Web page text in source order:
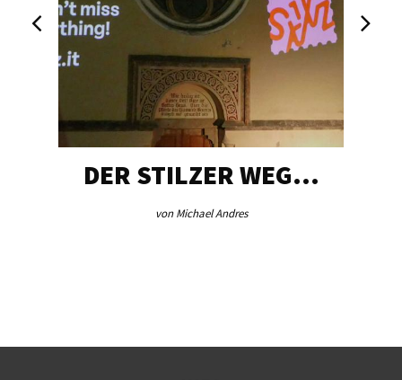
DER STILZER WEG…
von Michael Andres